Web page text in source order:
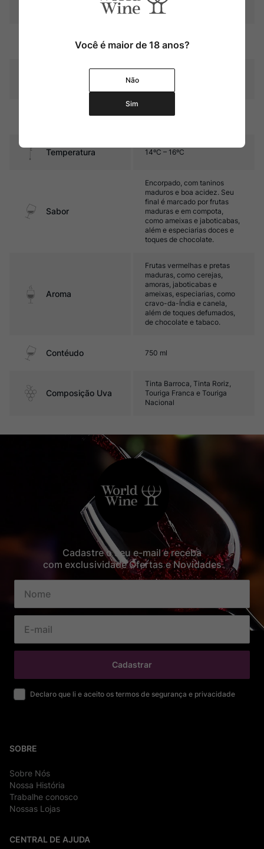
Portugal
púrpura
Graduação Alcóoli
Amadurecimento
Temperatura 14ºC – 16ºC
Sabor
Encorpado, com taninos
maduros e boa acidez. Seu
final é marcado por frutas
maduras e em compota,
como ameixas e jaboticabas,
além e especiarias doces e
toques de chocolate.
Aroma
Frutas vermelhas e pretas
maduras, como cerejas,
amoras, jaboticabas e
ameixas, especiarias, como
cravo-da-Índia e canela,
além de toques defumados,
de chocolate e tabaco.
Contéudo 750 ml
Composição Uva
Tinta Barroca, Tinta Roriz,
Touriga Franca e Touriga
Nacional
Cadastre o seu e-mail e receba
com exclusividade Ofertas e Novidades
Cadastrar
Declaro que li e aceito os termos de segurança e privacidade
SOBRE
Sobre Nós
Nossa História
Trabalhe conosco
Nossas Lojas
CENTRAL DE AJUDA
Você é maior de 18 anos?
Não
Sim